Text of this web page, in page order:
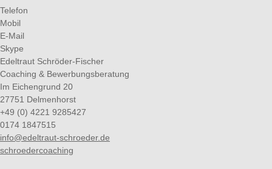
Telefon
Mobil
E-Mail
Skype
Edeltraut Schröder-Fischer
Coaching & Bewerbungsberatung
Im Eichengrund 20
27751 Delmenhorst
+49 (0) 4221 9285427
0174 1847515
info@edeltraut-schroeder.de
schroedercoaching